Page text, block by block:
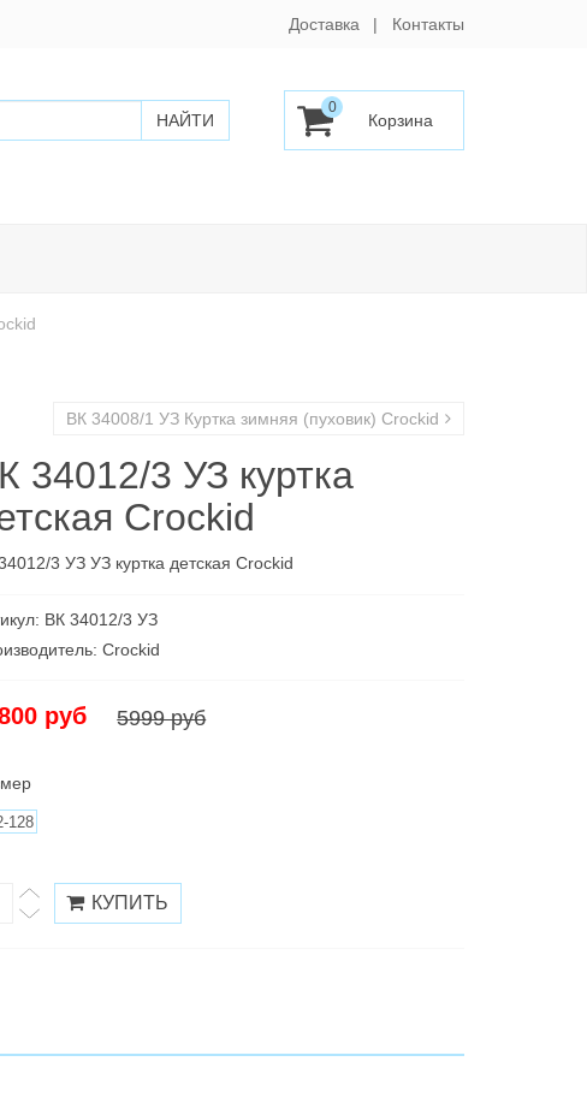
Доставка Контакты
0
ВК 34008/1 УЗ Куртка зимняя (пуховик) Crockid
34012/3 УЗ куртка
Crockid
3 УЗ УЗ куртка детская Crockid
ВК 34012/3 УЗ
Croсkid
5999 руб
руб
128